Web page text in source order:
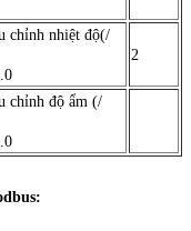
chỉnh nhiệt độ(/
2
chỉnh độ ẩm (/